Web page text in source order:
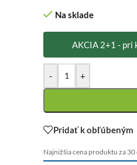
Na sklade
AKCIA 2+1 - pri
- +
Pridať k obľúbeným
Najnižšia cena produktu za